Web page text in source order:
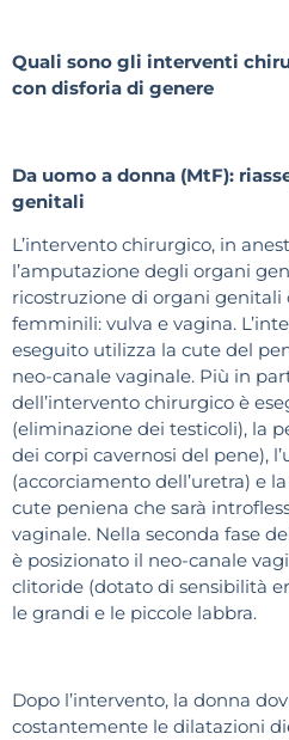
Quali sono gli interventi
con disforia di genere
Da uomo a donna (MtF):
genitali
L’intervento chirurgico, in
l’amputazione degli organi
ricostruzione di organi
femminili: vulva e vagina.
eseguito utilizza la cute del
neo-canale vaginale. Più in
dell’intervento chirurgico è
(eliminazione dei testicoli), la
dei corpi cavernosi del pene),
(accorciamento dell’uretra) e
cute peniena che sarà
vaginale. Nella seconda fase
è posizionato il neo-canale
clitoride (dotato di sensibilità
le grandi e le piccole labbra.
Dopo l’intervento, la donna
costantemente le dilatazioni